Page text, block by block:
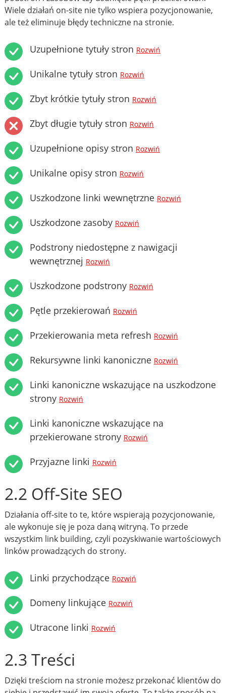
Wiele działań on-site nie tylko wspiera pozycjonowanie,
ale też eliminuje błędy techniczne na stronie.
Uzupełnione tytuły stron Rozwiń
Unikalne tytuły stron Rozwiń
Zbyt krótkie tytuły stron Rozwiń
Zbyt długie tytuły stron Rozwiń
Uzupełnione opisy stron Rozwiń
Unikalne opisy stron Rozwiń
Uszkodzone linki wewnętrzne Rozwiń
Uszkodzone zasoby Rozwiń
Podstrony niedostępne z nawigacji
wewnętrznej Rozwiń
Uszkodzone podstrony Rozwiń
Pętle przekierowań Rozwiń
Przekierowania meta refresh Rozwiń
Rekursywne linki kanoniczne Rozwiń
Linki kanoniczne wskazujące na uszkodzone
strony Rozwiń
Linki kanoniczne wskazujące na
przekierowane strony Rozwiń
Przyjazne linki Rozwiń
2.2 Off-Site SEO
Działania off-site to te, które wspierają pozycjonowanie,
ale wykonuje się je poza daną witryną. To przede
wszystkim link building, czyli pozyskiwanie wartościowych
linków prowadzących do strony.
Linki przychodzące Rozwiń
Domeny linkujące Rozwiń
Utracone linki Rozwiń
2.3 Treści
Dzięki treściom na stronie możesz przekonać klientów do